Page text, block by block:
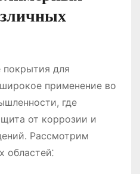
для
применение во
где
от коррозии и
Рассмотрим
областей⁚